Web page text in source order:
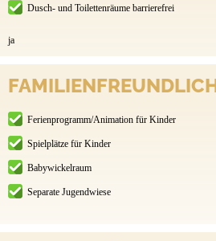
Dusch- und Toilettenräume barrierefrei
ja
Ferienprogramm/Animation für Kinder
Spielplätze für Kinder
Babywickelraum
Separate Jugendwiese